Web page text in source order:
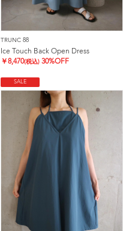
TRUNC 88
Ice Touch Back Open Dress
￥8,470(税込) 30%OFF
SALE